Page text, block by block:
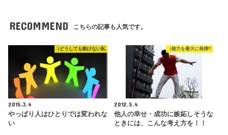
RECOMMEND こちらの記事も人気です。
├どうしても動けない私
2015.3.4
やっぱり人はひとりでは変われな
い
├能力を最大に発揮!!
2012.5.4
他人の幸せ・成功に嫉妬しそうな
ときには、こんな考え方を！！